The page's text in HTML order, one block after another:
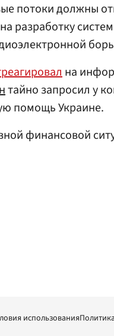
потоки должны
разработку
на
тайно запросил у
помощь Украине.
финансовой
использования